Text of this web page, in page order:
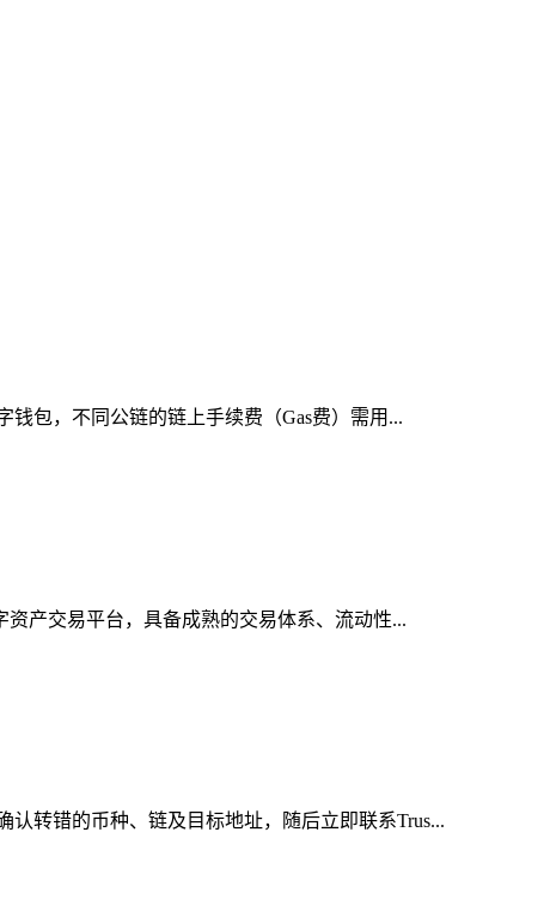
包，不同公链的链上手续费（Gas费）需用...
产交易平台，具备成熟的交易体系、流动性...
转错的币种、链及目标地址，随后立即联系Trus...